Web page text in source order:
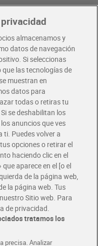
100€
tienda más cercana
almacenamos y
datos de navegación
Si seleccionas
las tecnologías de
muestran en
datos para
todas o retiras tu
se deshabilitan los
anuncios que ves
ti. Puedes volver a
opciones o retirar el
haciendo clic en el
aparece en el [o el
de la página web,
la página web. Tus
Sitio web. Para
de privacidad.
tratamos los
precisa. Analizar